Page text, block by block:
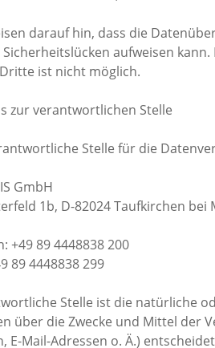
darauf hin, dass die
Sicherheitslücken aufweisen
ist nicht möglich.
zur verantwortlichen Stelle
Stelle für die
GmbH
1b, D-82024 Taufkirchen bei
+49 89 4448838 200
89 4448838 299
Stelle ist die natürliche
über die Zwecke und Mittel der
E-Mail-Adressen o. Ä.)